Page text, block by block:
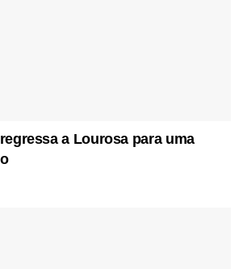
a Lourosa para uma